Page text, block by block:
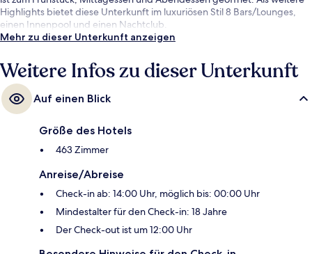
Highlights bietet diese Unterkunft im luxuriösen Stil 8 Bars/Lounges,
einen Innenpool und einen Nachtclub.
Mehr zu dieser Unterkunft anzeigen
Weitere Infos zu dieser Unterkunft
Auf einen Blick
Größe des Hotels
463 Zimmer
Anreise/Abreise
Check-in ab: 14:00 Uhr, möglich bis: 00:00 Uhr
Mindestalter für den Check-in: 18 Jahre
Der Check-out ist um 12:00 Uhr